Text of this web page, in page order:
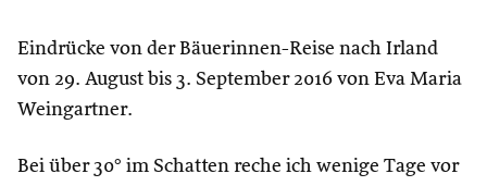
Eindrücke von der Bäuerinnen-Reise nach Irland
von 29. August bis 3. September 2016 von Eva Maria
Weingartner.
Bei über 30° im Schatten reche ich wenige Tage vor